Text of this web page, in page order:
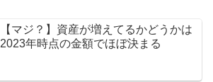
【マジ？】資産が増えてるかどうかは
2023年時点の金額でほぼ決まる